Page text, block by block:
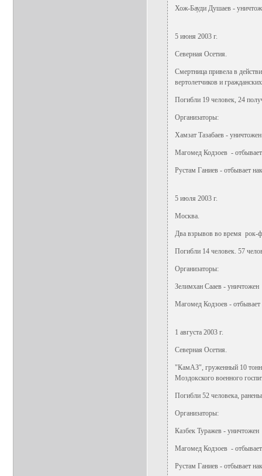
Хож-Бауди Душаев -
5 июня 2003 г.
Северная Осетия.
Смертница привела в
вертолетчиков и
Погибли 19 человек, 24
Организаторы:
Хамзат Тазабаев -
Магомед Кодзоев -
Рустам Ганиев - отбывает
5 июля 2003 г.
Москва.
Два взрывов во время рок-
Погибли 14 человек. 57
Организаторы:
Зелимхан Сааев - уничтожен
Магомед Кодзоев - отбывает
1 августа 2003 г.
Северная Осетия.
"КамАЗ", груженный 10
Моздокского военного
Погибли 52 человека,
Организаторы:
Казбек Туражев - уничтожен
Магомед Кодзоев - отбывает
Рустам Ганиев - отбывает